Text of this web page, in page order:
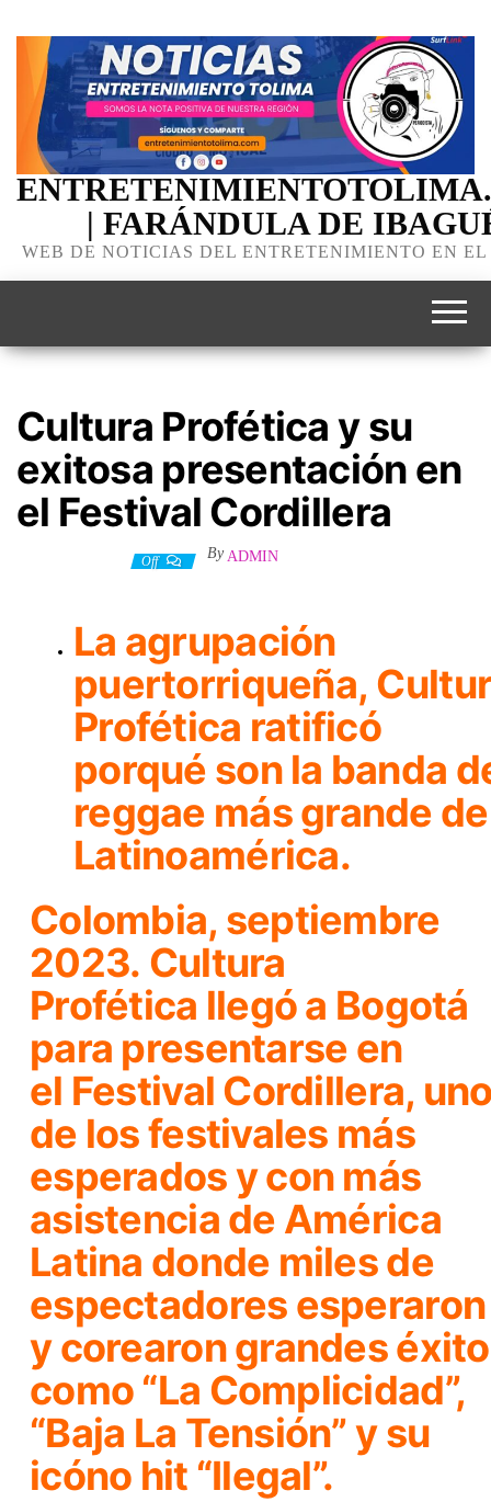
| FARÁNDULA DE
WEB DE NOTICIAS DEL ENTRETENIMIENTO EN
Cultura Profética y su
exitosa presentación en
el Festival Cordillera
Off By ADMIN
La agrupación
puertorriqueña,
Profética ratificó
porqué son la banda
reggae más grande de
Latinoamérica.
Colombia, septiembre
2023. Cultura
Profética llegó a Bogotá
para presentarse en
el Festival Cordillera,
de los festivales más
esperados y con más
asistencia de América
Latina donde miles de
espectadores esperaron
y corearon grandes
como “La Complicidad”,
“Baja La Tensión”y su
icóno hit “Ilegal”.